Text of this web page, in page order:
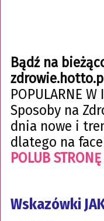
Bądź na
POPULARNE
Sposoby na
dnia nowe i
dlatego na
POLUB
Wskazówki